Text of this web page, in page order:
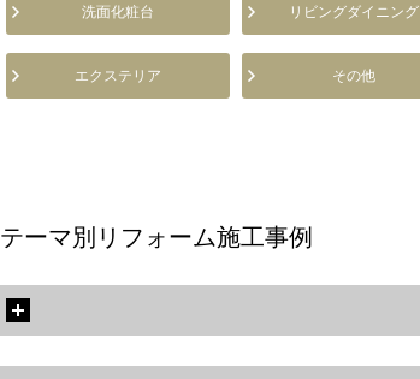
洗面化粧台 リビングダイニング
エクステリア その他
テーマ別リフォーム施工事例